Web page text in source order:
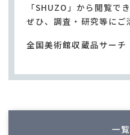
「SHUZO」から閲覧で
ぜひ、調査・研究等にご
全国美術館収蔵品サーチ
一